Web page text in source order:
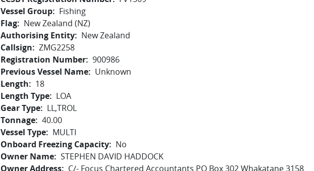
Vessel Group
Fishing
Flag
New Zealand (NZ)
Authorising Entity
New Zealand
Callsign
ZMG2258
Registration Number 900986
Previous Vessel Name
Unknown
Length
18
Length Type
LOA
Gear Type
LL,TROL
Tonnage 40.00
Vessel Type
MULTI
Onboard Freezing Capacity
No
Owner Name STEPHEN DAVID HADDOCK
Owner Address
C/- Focus Chartered Accountants PO Box 302 Whakatane 3158